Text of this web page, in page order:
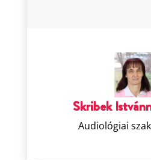
Skribek
Audiológiai